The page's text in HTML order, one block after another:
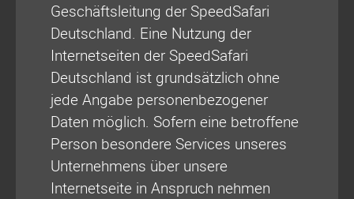
Geschäftsleitung der SpeedSafari
Deutschland. Eine Nutzung der
Internetseiten der SpeedSafari
Deutschland ist grundsätzlich ohne
jede Angabe personenbezogener
Daten möglich. Sofern eine betroffene
Person besondere Services unseres
Unternehmens über unsere
Internetseite in Anspruch nehmen